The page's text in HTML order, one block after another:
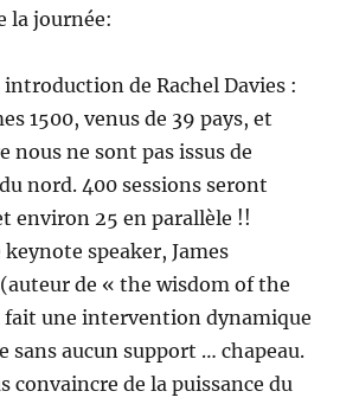
la journée:
de Rachel Davies :
1500, venus de 39 pays, et
nous ne sont pas issus de
nord. 400 sessions seront
environ 25 en parallèle !!
speaker, James
de « the wisdom of the
fait une intervention dynamique
sans aucun support … chapeau.
convaincre de la puissance du